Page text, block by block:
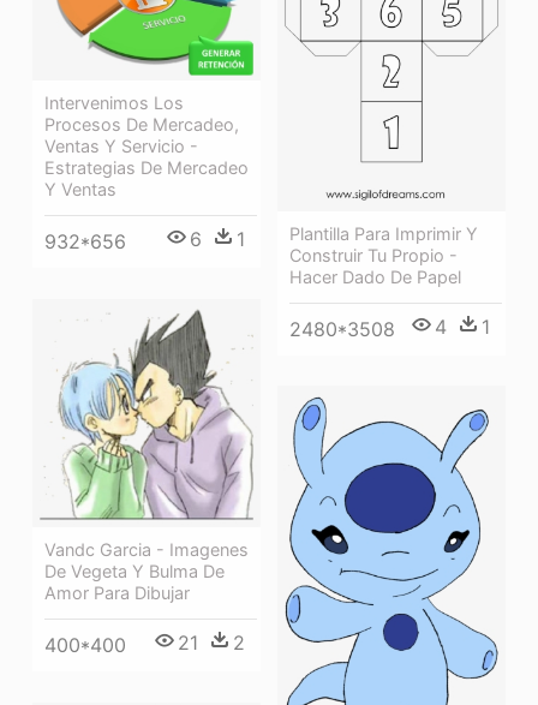
Plantilla Para Imprimir Y
Construir Tu Propio -
Hacer Dado De Papel
2480*3508 4 1
Intervenimos Los
Procesos De Mercadeo,
Ventas Y Servicio -
Estrategias De Mercadeo
Y Ventas
932*656 6 1
Vandc Garcia - Imagenes
De Vegeta Y Bulma De
Amor Para Dibujar
400*400 21 2